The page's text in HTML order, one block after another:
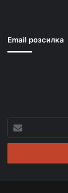
Email розсилка
свій
email